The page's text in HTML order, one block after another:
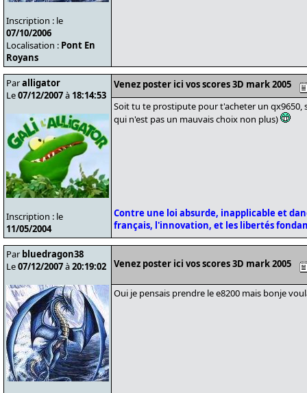
Inscription : le
07/10/2006
Localisation : Pont En
Royans
Paralligator
Le07/12/2007à 18:14:53
Inscription : le
11/05/2004
Venez poster ici vos scores 3D mark 2005
Soit tu te prostipute pour t'acheter un qx9650,
qui n'est pas un mauvais choix non plus)
Contre une loi absurde, inapplicable et
français, l'innovation, et les libertés
Par bluedragon38
Le07/12/2007à20:19:02 Venez poster ici vos scores 3D mark 2005
Oui je pensais prendre le e8200 mais bonje